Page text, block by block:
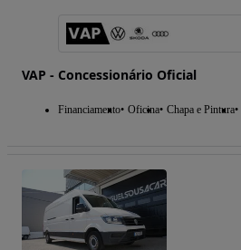
VAP - Concessionário Oficial
Financiamento Oficina Chapa e Pintura